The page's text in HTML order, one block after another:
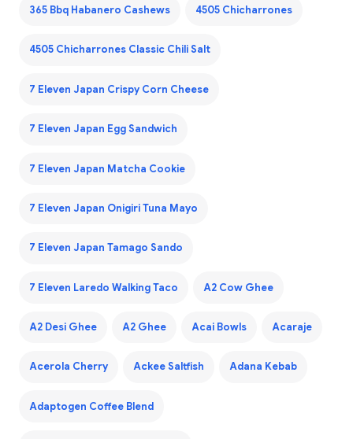
365 Bbq Habanero Cashews 4505 Chicharrones
4505 Chicharrones Classic Chili Salt
7 Eleven Japan Crispy Corn Cheese
7 Eleven Japan Egg Sandwich
7 Eleven Japan Matcha Cookie
7 Eleven Japan Onigiri Tuna Mayo
7 Eleven Japan Tamago Sando
7 Eleven Laredo Walking Taco A2 Cow Ghee
A2 Desi Ghee A2 Ghee Acai Bowls Acaraje
Acerola Cherry Ackee Saltfish Adana Kebab
Adaptogen Coffee Blend